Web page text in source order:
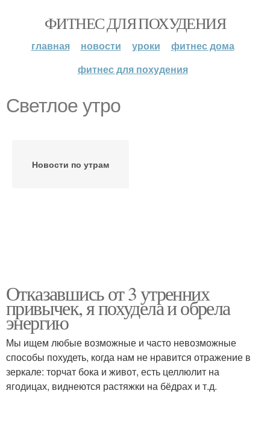
ФИТНЕС ДЛЯ ПОХУДЕНИЯ
главная новости уроки
фитнес дома
фитнес для похудения
Светлое утро
Новости по утрам
Отказавшись от 3 утренних
привычек, я похудела и обрела
энергию
Мы ищем любые возможные и часто невозможные
способы похудеть, когда нам не нравится отражение в
зеркале: торчат бока и живот, есть целлюлит на
ягодицах, виднеются растяжки на бёдрах и т.д.